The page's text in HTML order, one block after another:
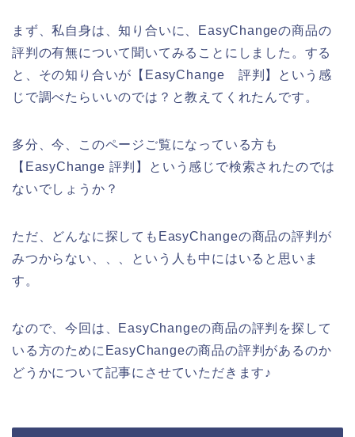
まず、私自身は、知り合いに、EasyChangeの商品の
評判の有無について聞いてみることにしました。する
と、その知り合いが【EasyChange 評判】という感
じで調べたらいいのでは？と教えてくれたんです。
多分、今、このページご覧になっている方も
【EasyChange 評判】という感じで検索されたのでは
ないでしょうか？
ただ、どんなに探してもEasyChangeの商品の評判が
みつからない、、、という人も中にはいると思いま
す。
なので、今回は、EasyChangeの商品の評判を探して
いる方のためにEasyChangeの商品の評判があるのか
どうかについて記事にさせていただきます♪